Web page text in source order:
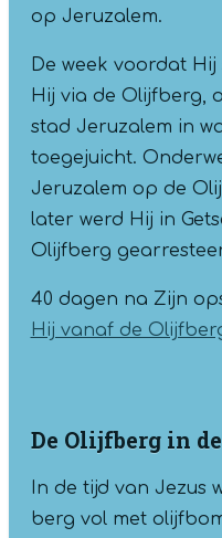
op Jeruzalem.
De week voordat
Hij via de Olijfberg,
stad Jeruzalem in
toegejuicht.
Jeruzalem op de
later werd Hij in
Olijfberg
40 dagen na Zijn
Hij vanaf de
De Olijfberg in
In de tijd van Jezus
berg vol met